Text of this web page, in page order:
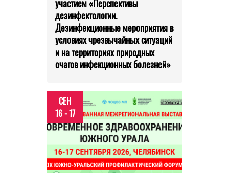
участием «Перспективы
дезинфектологии.
Дезинфекционные мероприятия в
условиях чрезвычайных ситуаций
и на территориях природных
очагов инфекционных болезней»
СЕН
16 - 17